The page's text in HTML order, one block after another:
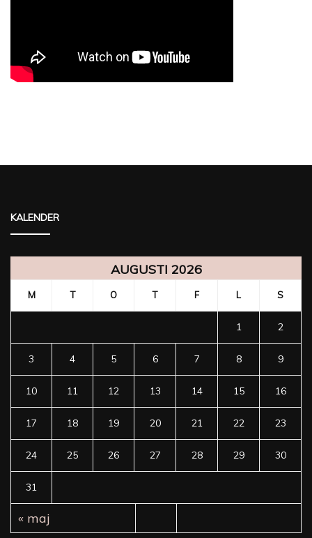
KALENDER
AUGUSTI 2026
M T O T F L S
1 2
3 4 5 6 7 8 9
10 11 12 13 14 15 16
17 18 19 20 21 22 23
24 25 26 27 28 29 30
31
« maj